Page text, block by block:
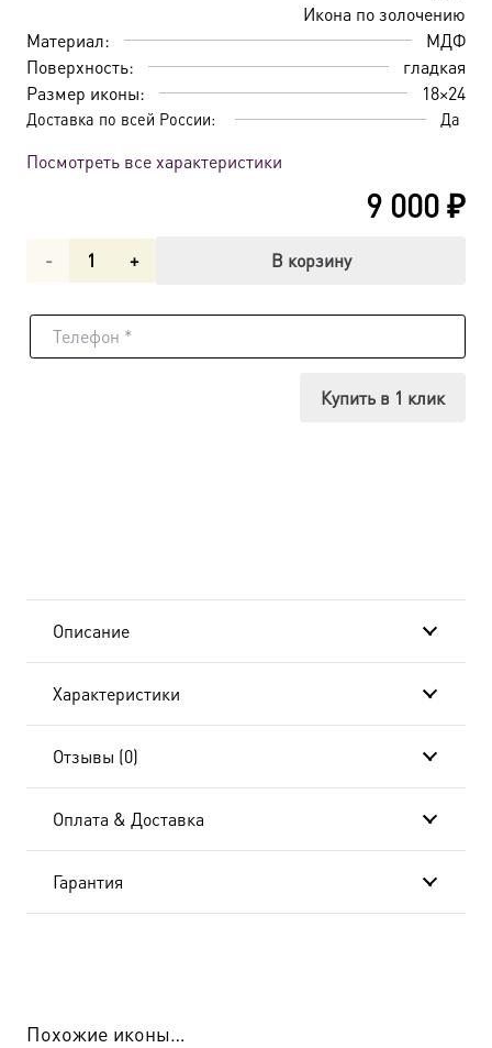
Икона по золочению
Материал:
МДФ
Поверхность:
гладкая
Размер иконы:
18×24
Доставка по всей России: Да
Посмотреть все характеристики
9 000₽
Количество
Икона
В корзину
Купить в 1 клик
Описание
Характеристики
Отзывы (0)
Оплата & Доставка
Гарантия
Похожие иконы…